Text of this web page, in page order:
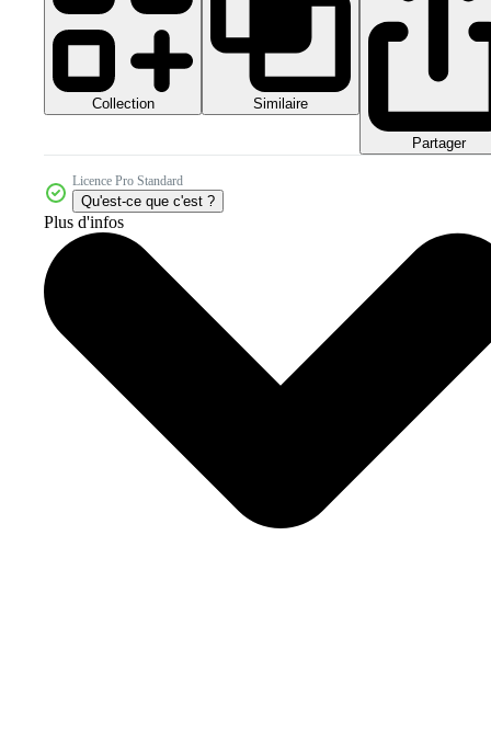
Collection Similaire
Partager
Licence Pro Standard
Qu'est-ce que c'est ?
Plus d'infos